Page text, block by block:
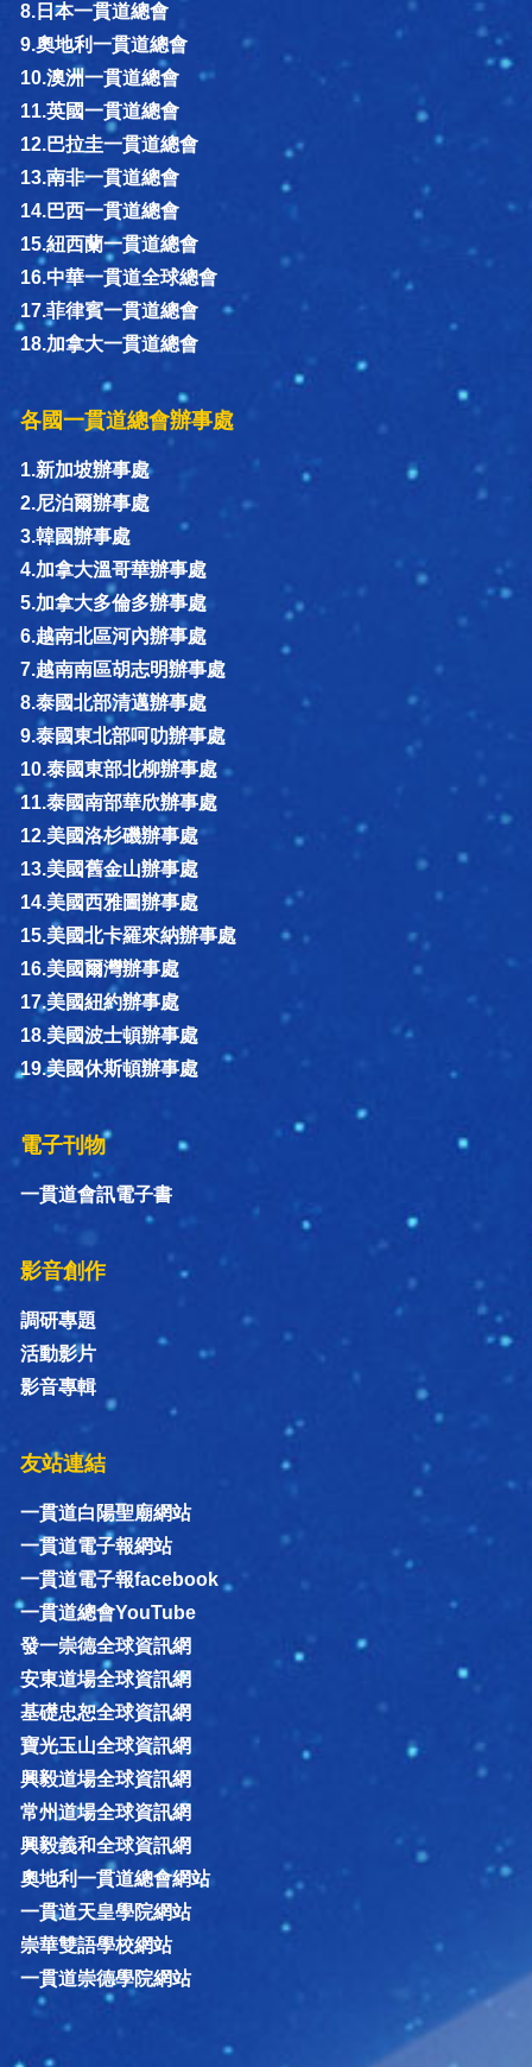
8.日本一貫道總會
9.奧地利一貫道總會
10.澳洲一貫道總會
11.英國一貫道總會
12.巴拉圭一貫道總會
13.南非一貫道總會
14.巴西一貫道總會
15.紐西蘭一貫道總會
16.中華一貫道全球總會
17.菲律賓一貫道總會
18.加拿大一貫道總會
各國一貫道總會辦事處
1.新加坡辦事處
2.尼泊爾辦事處
3.韓國辦事處
4.加拿大溫哥華辦事處
5.加拿大多倫多辦事處
6.越南北區河內辦事處
7.越南南區胡志明辦事處
8.泰國北部清邁辦事處
9.泰國東北部呵叻辦事處
10.泰國東部北柳辦事處
11.泰國南部華欣辦事處
12.美國洛杉磯辦事處
13.美國舊金山辦事處
14.美國西雅圖辦事處
15.美國北卡羅來納辦事處
16.美國爾灣辦事處
17.美國紐約辦事處
18.美國波士頓辦事處
19.美國休斯頓辦事處
電子刊物
一貫道會訊電子書
影音創作
調研專題
活動影片
影音專輯
友站連結
一貫道白陽聖廟網站
一貫道電子報網站
一貫道電子報facebook
一貫道總會YouTube
發一崇德全球資訊網
安東道場全球資訊網
基礎忠恕全球資訊網
寶光玉山全球資訊網
興毅道場全球資訊網
常州道場全球資訊網
興毅義和全球資訊網
奧地利一貫道總會網站
一貫道天皇學院網站
崇華雙語學校網站
一貫道崇德學院網站